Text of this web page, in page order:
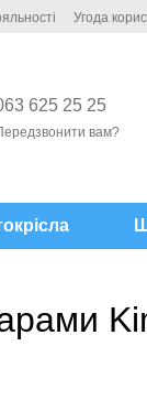
Угода
625 25 25
вам?